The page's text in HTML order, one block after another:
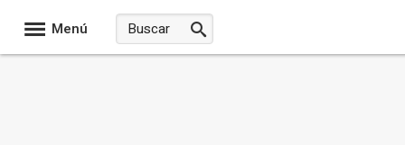
Menú